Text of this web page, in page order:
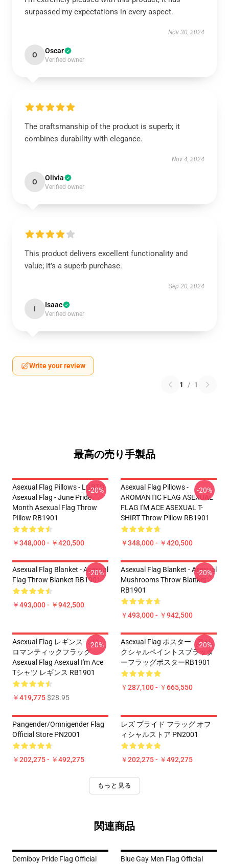
surpassed my expectations in every aspect.
Nov 30, 2024
O Oscar
Verified owner
The craftsmanship of the product is superb; it
combines durability with elegance.
Nov 4, 2024
O Olivia
Verified owner
This product delivers excellent functionality and
value; it’s a superb purchase.
Sep 20, 2024
I Isaac
Verified owner
Write your review
1 / 1
最高の売り手製品
Asexual Flag Pillows - LGBTQ
Asexual Flag - June Pride
Month Asexual Flag Throw
Pillow RB1901
￥348,000 - ￥420,500
-20%
Asexual Flag Pillows -
AROMANTIC FLAG ASEXUAL
FLAG I'M ACE ASEXUAL T-
SHIRT Throw Pillow RB1901
￥348,000 - ￥420,500
-20%
Asexual Flag Blanket - Asexual
Flag Throw Blanket RB1901
￥493,000 - ￥942,500
-20%
Asexual Flag Blanket - Asexual
Mushrooms Throw Blanket
RB1901
￥493,000 - ￥942,500
-20%
Asexual Flag レギンス - パン
ロマンティックフラッグ
Asexual Flag Asexual I'm Ace
Tシャツ レギンス RB1901
￥419,775$28.95
-20%
Asexual Flag ポスター - アセ
クシャルペイントスプラッタ
ーフラッグポスターRB1901
￥287,100 - ￥665,550
-20%
Pangender/Omnigender Flag
Official Store PN2001
￥202,275 - ￥492,275
レズ プライド フラッグ オフ
ィシャルストア PN2001
￥202,275 - ￥492,275
もっと見る
関連商品
Demiboy Pride Flag Official
Blue Gay Men Flag Official